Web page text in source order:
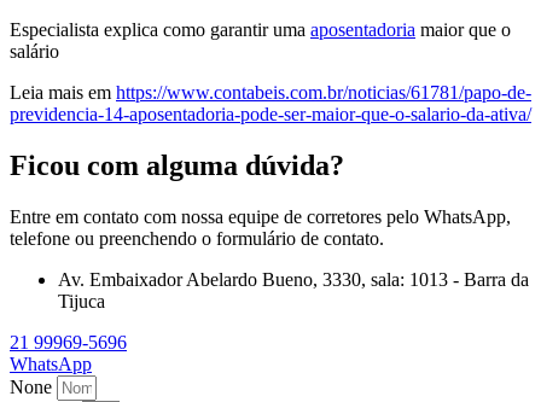
Especialista explica como garantir uma aposentadoria maior que o
salário
Leia mais em https://www.contabeis.com.br/noticias/61781/papo-de-
previdencia-14-aposentadoria-pode-ser-maior-que-o-salario-da-ativa/
Ficou com alguma dúvida?
Entre em contato com nossa equipe de corretores pelo WhatsApp,
telefone ou preenchendo o formulário de contato.
Av. Embaixador Abelardo Bueno, 3330, sala: 1013 - Barra da
Tijuca
21 99969-5696
WhatsApp
None